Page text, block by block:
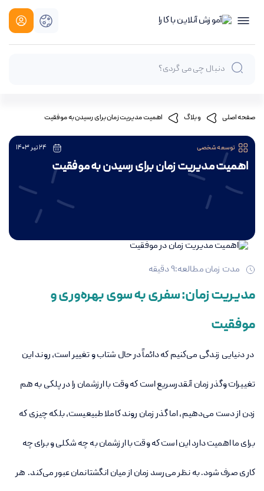
صفحه اصلی وبلاگ اهمیت مدیریت زمان برای رسیدن به موفقیت
توسعه شخصی 24 تیر 1403
اهمیت مدیریت زمان برای رسیدن به موفقیت
مدت زمان مطالعه:9دقیقه
مدیریت زمان: سفری به سوی بهره‌وری و
موفقیت
در دنیایی زندگی می‌کنیم که دائماً در حال شتاب و تغییر است، روند این
تغییرات وگذر زمان آنقدرسریع است که وقت با ارزشمان را در پلکی به هم
زدن از دست می‌دهیم، اما گذر زمان روند کاملا طبیعیست، بلکه چیزی که
برای ما اهمیت دارد این است که وقت با ارزشمان به چه شکلی و برای چه
کاری صرف شود. به نظر می‌رسد زمان از میان انگشتانمان عبور می‌کند. هر